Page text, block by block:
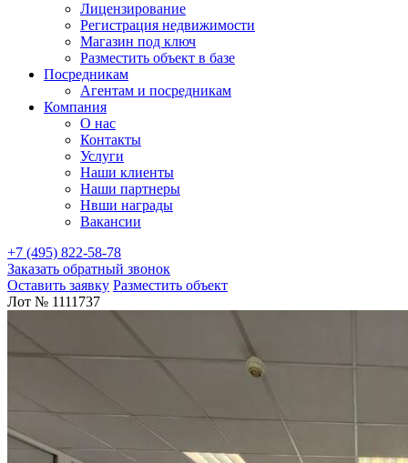
Лицензирование
Регистрация недвижимости
Магазин под ключ
Разместить объект в базе
Посредникам
Агентам и посредникам
Компания
О нас
Контакты
Услуги
Наши клиенты
Наши партнеры
Нвши награды
Вакансии
+7 (495) 822-58-78
Заказать обратный звонок
Оставить заявку Разместить объект
Лот № 1111737